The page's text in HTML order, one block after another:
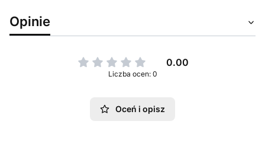
Opinie
0.00
Liczba ocen: 0
Oceń i opisz